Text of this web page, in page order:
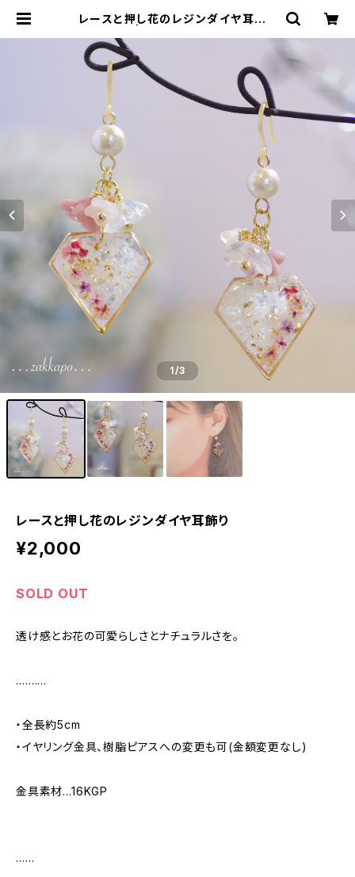
レースと押し花のレジンダイヤ耳飾り
1/3
レースと押し花のレジンダイヤ耳飾り
¥2,000
SOLD OUT
透け感とお花の可愛らしさとナチュラルさを。
…….…
・全長約5cm
・イヤリング金具、樹脂ピアスへの変更も可(金額変更なし)
金具素材…16KGP
……